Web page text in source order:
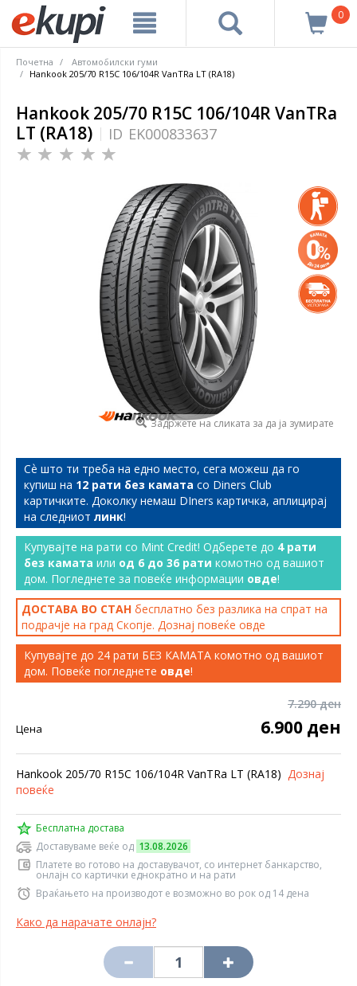
0
Почетна
Автомобилски гуми
Hankook 205/70 R15C 106/104R VanTRa LT (RA18)
Hankook 205/70 R15C 106/104R VanTRa
LT (RA18)
ID EK000833637
Задржете на сликата за да ја зумирате
Сѐ што ти треба на едно место, сега можеш да го
купиш на 12 рати без камата со Diners Club
картичките. Доколку немаш DIners картичка, аплицирај
на следниот линк!
Купувајте на рати со Mint Credit! Одберете до 4 рати
без камата или од 6 до 36 рати комотно од вашиот
дом. Погледнете за повеќе информации овде!
ДОСТАВА ВО СТАН бесплатно без разлика на спрат на
подрачје на град Скопје. Дознај повеќе овде
Купувајте до 24 рати БЕЗ КАМАТА комотно од вашиот
дом. Повеќе погледнете овде!
7.290 ден
Цена 6.900 ден
Hankook 205/70 R15C 106/104R VanTRa LT (RA18) Дознај
повеќе
Бесплатна достава
Доставуваме веќе од 13.08.2026
Платете во готово на доставувачот, со интернет банкарство,
онлајн со картички еднократно и на рати
Враќањето на производот е возможно во рок од 14 дена
Како да нарачате онлајн?